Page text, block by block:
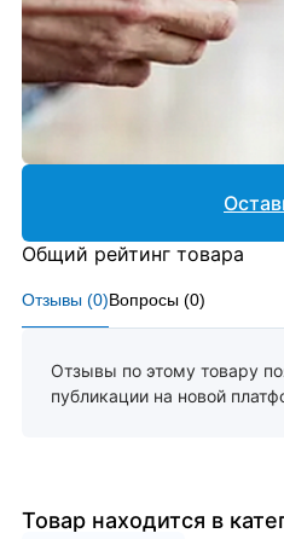
Отзывы (0)Вопросы (0)
Отзывы по этому товару
публикации на новой
Общий рейтинг товара
Товар находится в